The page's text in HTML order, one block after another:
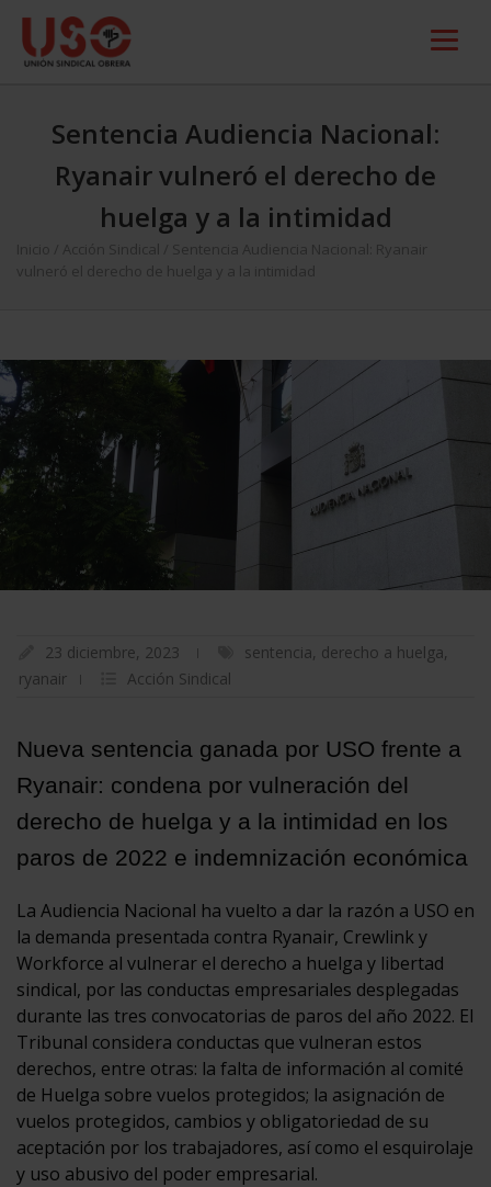
Sentencia Audiencia Nacional:
Ryanair vulneró el derecho de
huelga y a la intimidad
Inicio Acción Sindical
Sentencia Audiencia Nacional: Ryanair
vulneró el derecho de huelga y a la intimidad
23 diciembre, 2023 sentencia, derecho a huelga,
ryanair
Acción Sindical
Nueva sentencia ganada por USO frente a
Ryanair: condena por vulneración del
derecho de huelga y a la intimidad en los
paros de 2022 e indemnización económica
La Audiencia Nacional ha vuelto a dar la razón a USO en
la demanda presentada contra Ryanair, Crewlink y
Workforce al vulnerar el derecho a huelga y libertad
sindical, por las conductas empresariales desplegadas
durante las tres convocatorias de paros del año 2022. El
Tribunal considera conductas que vulneran estos
derechos, entre otras: la falta de información al comité
de Huelga sobre vuelos protegidos; la asignación de
vuelos protegidos, cambios y obligatoriedad de su
aceptación por los trabajadores, así como el esquirolaje
y uso abusivo del poder empresarial.